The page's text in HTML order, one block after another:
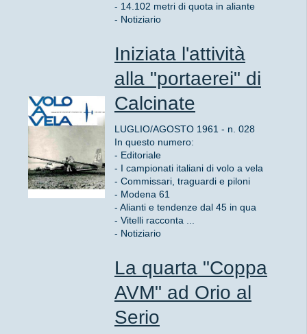
- 14.102 metri di quota in aliante
- Notiziario
Iniziata l'attività
alla "portaerei" di
Calcinate
LUGLIO/AGOSTO 1961 - n. 028
In questo numero:
- Editoriale
- I campionati italiani di volo a vela
- Commissari, traguardi e piloni
- Modena 61
- Alianti e tendenze dal 45 in qua
- Vitelli racconta ...
- Notiziario
La quarta "Coppa
AVM" ad Orio al
Serio